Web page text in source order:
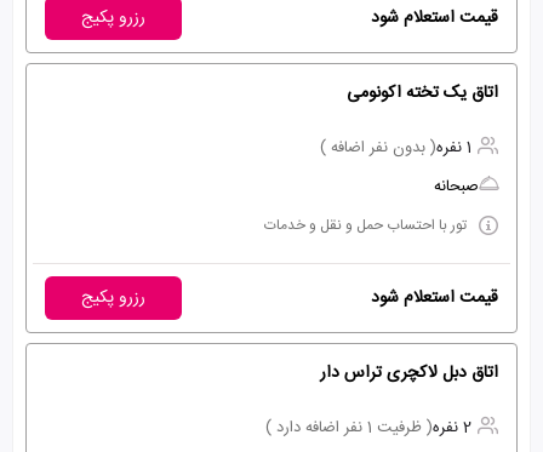
قیمت استعلام شود رزرو پکیج
اتاق یک تخته اکونومی
1 نفره
( بدون نفر اضافه )
صبحانه
تور با احتساب حمل و نقل و خدمات
قیمت استعلام شود رزرو پکیج
اتاق دبل لاکچری تراس دار
2 نفره
( ظرفیت 1 نفر اضافه دارد )